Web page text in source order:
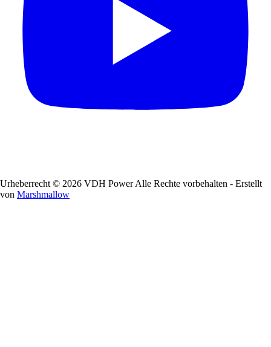
Urheberrecht © 2026 VDH Power Alle Rechte vorbehalten - Erstellt
von Marshmallow